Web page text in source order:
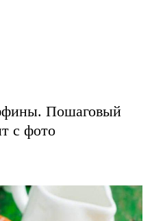
Пошаговый
с фото